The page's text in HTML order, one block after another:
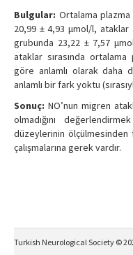
Bulgular: Ortalama plazma
20,99 ± 4,93 μmol/l,
grubunda 23,22 ± 7,57
ataklar sırasında
göre anlamlı olarak daha
anlamlı bir fark yoktu
Sonuç: NO’nun migren
olmadığını
düzeylerinin ölçülmesinden
çalışmalarına gerek vardır.
Turkish Neurological Society ©